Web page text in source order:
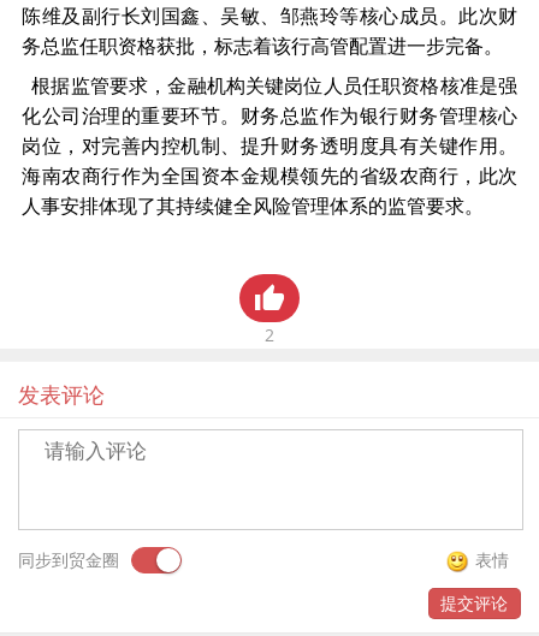
陈维及副行长刘国鑫、吴敏、邹燕玲等核心成员。此次财
务总监任职资格获批，标志着该行高管配置进一步完备。
根据监管要求，金融机构关键岗位人员任职资格核准是强
化公司治理的重要环节。财务总监作为银行财务管理核心
岗位，对完善内控机制、提升财务透明度具有关键作用。
海南农商行作为全国资本金规模领先的省级农商行，此次
人事安排体现了其持续健全风险管理体系的监管要求。
2
发表评论
同步到贸金圈
表情
提交评论